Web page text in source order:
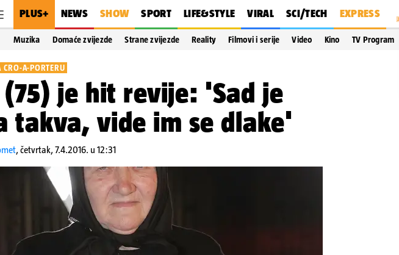
PLUS+ NEWS SHOW SPORT LIFE&STYLE VIRAL SCI/TECH EXPRESS
Muzika Domaće zvijezde Strane zvijezde Reality Filmovi i serije Video Kino TV Program
CRO-A-PORTERU
(75) je hit revije: 'Sad je
takva, vide im se dlake'
,četvrtak, 7.4.2016. u 12:31